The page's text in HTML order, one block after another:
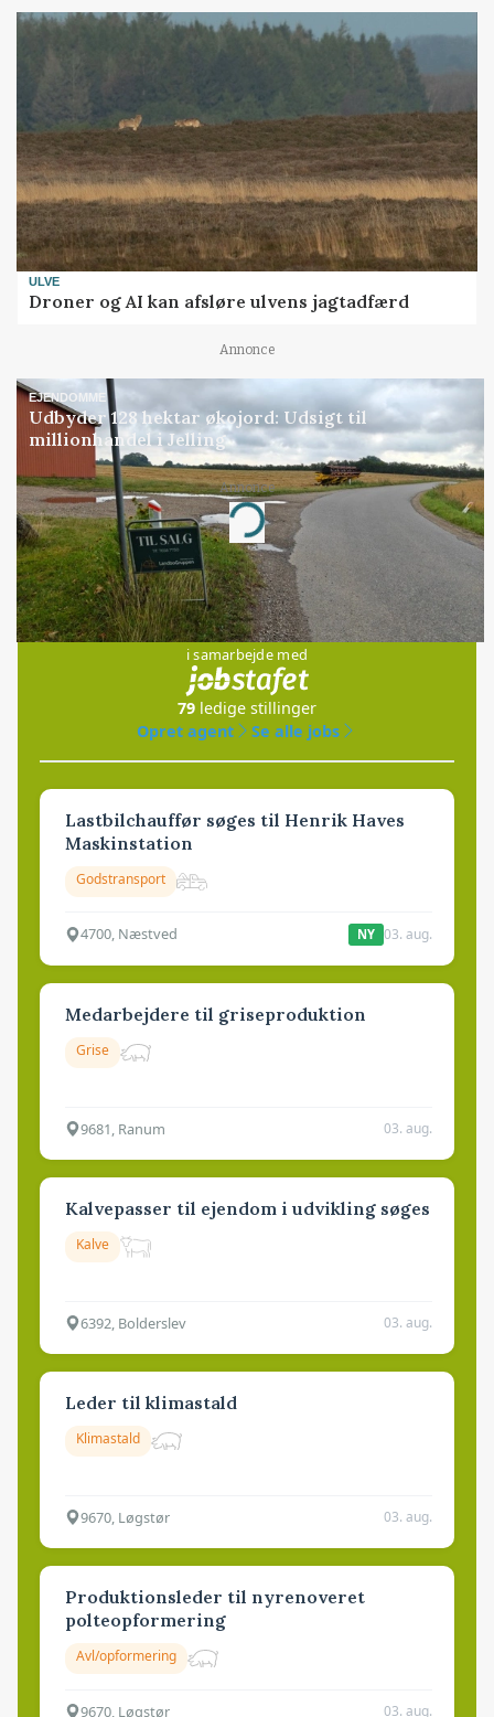
ULVE
Droner og AI kan afsløre ulvens jagtadfærd
Annonce
EJENDOMME
Udbyder 128 hektar økojord: Udsigt til
millionhandel i Jelling
Annonce
Loading...
Jobs
i samarbejde med
79 ledige stillinger
Opret agent
Se alle jobs
Lastbilchauffør søges til Henrik Haves
Maskinstation
Godstransport
4700, Næstved NY 03. aug.
Medarbejdere til griseproduktion
Grise
9681, Ranum 03. aug.
Kalvepasser til ejendom i udvikling søges
Kalve
6392, Bolderslev 03. aug.
Leder til klimastald
Klimastald
9670, Løgstør 03. aug.
Produktionsleder til nyrenoveret
polteopformering
Avl/opformering
9670, Løgstør 03. aug.